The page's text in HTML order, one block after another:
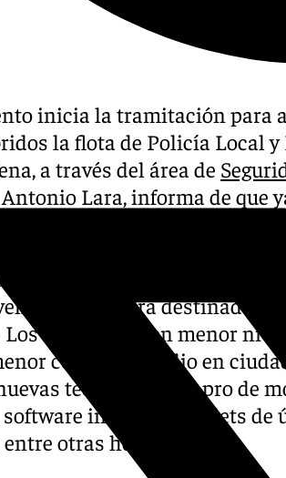
inicia la tramitación para
la flota de Policía Local
a través del área de
Antonio Lara, informa de que
contar con cinco nuevos
así la flota de la que
de cinco años con opción a
uno irá destinado a
Los vehículos, con menor
consumo medio en
tecnologías en pro de
software integrado, tablets
entre otras herramientas.